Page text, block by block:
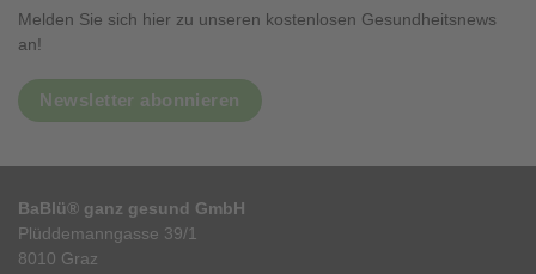
Melden Sie sich hier zu unseren kostenlosen Gesundheitsnews
an!
Newsletter abonnieren
BaBlü® ganz gesund GmbH
Plüddemanngasse 39/1
8010 Graz